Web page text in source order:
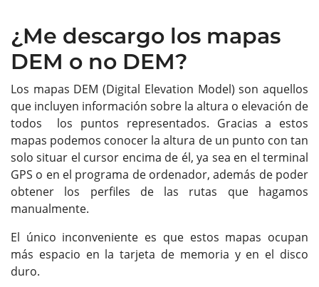
¿Me descargo los mapas
DEM o no DEM?
Los mapas DEM (Digital Elevation Model) son aquellos
que incluyen información sobre la altura o elevación de
todos los puntos representados. Gracias a estos
mapas podemos conocer la altura de un punto con tan
solo situar el cursor encima de él, ya sea en el terminal
GPS o en el programa de ordenador, además de poder
obtener los perfiles de las rutas que hagamos
manualmente.
El único inconveniente es que estos mapas ocupan
más espacio en la tarjeta de memoria y en el disco
duro.